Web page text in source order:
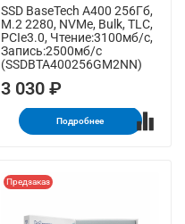
SSD BaseTech A400 256Гб,
M.2 2280, NVMe, Bulk, TLC,
PCIe3.0, Чтение:3100мб/с,
Запись:2500мб/с
(SSDBTA400256GM2NN)
3 030 ₽
Подробнее
Предзаказ